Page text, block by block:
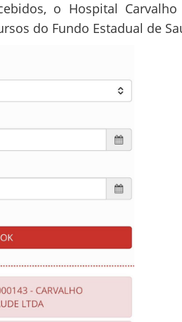
o Hospital
do Fundo Estadual de